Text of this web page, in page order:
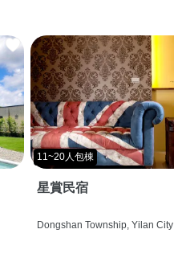
11~20人包棟
星賞民宿
Dongshan Township, Yilan City